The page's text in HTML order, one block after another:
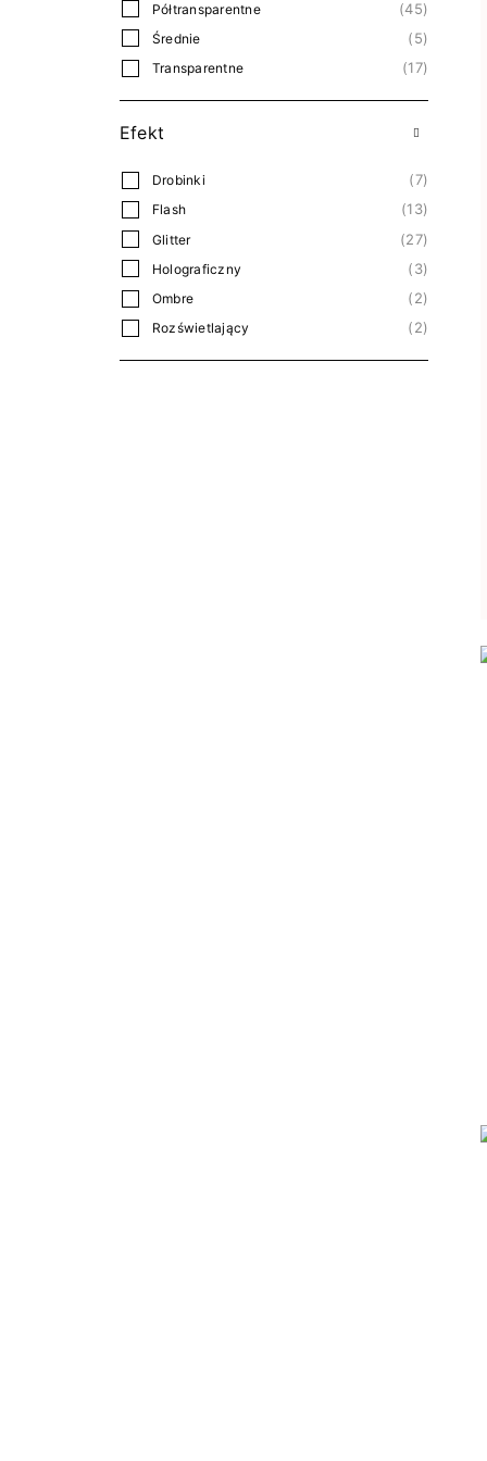
Półtransparentne 45
Średnie 5
Transparentne 17
Efekt
Drobinki 7
Flash 13
Glitter 27
Holograficzny 3
Ombre 2
Rozświetlający 2